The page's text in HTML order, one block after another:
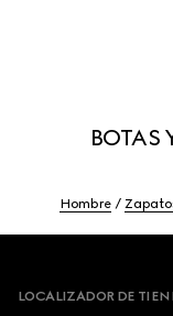
BOTAS
Hombre
LOCALIZADOR DE